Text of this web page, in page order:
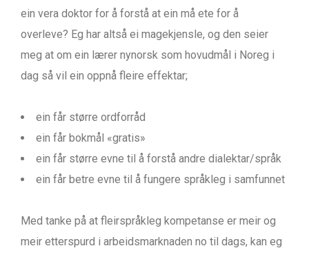
ein vera doktor for å forstå at ein må ete for å
overleve? Eg har altså ei magekjensle, og den seier
meg at om ein lærer nynorsk som hovudmål i Noreg i
dag så vil ein oppnå fleire effektar;
ein får større ordforråd
ein får bokmål «gratis»
ein får større evne til å forstå andre dialektar/språk
ein får betre evne til å fungere språkleg i samfunnet
Med tanke på at fleirspråkleg kompetanse er meir og
meir etterspurd i arbeidsmarknaden no til dags, kan eg